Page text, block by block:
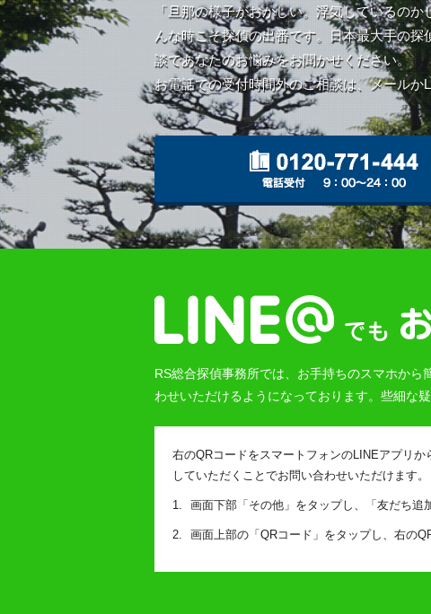
「旦那の様子がおかしい。浮気しているの
んな時こそ探偵の出番です。日本最大手の
談であなたのお悩みをお聞かせください。
お電話での受付時間外のご相談は、メールか
RS総合探偵事務所では、お手持ちのスマホか
わせいただけるようになっております。些細な
右のQRコードをスマートフォンのLINEアプリ
していただくことでお問い合わせいただけます。
画面下部「その他」をタップし、「友だち追
画面上部の「QRコード」をタップし、右の